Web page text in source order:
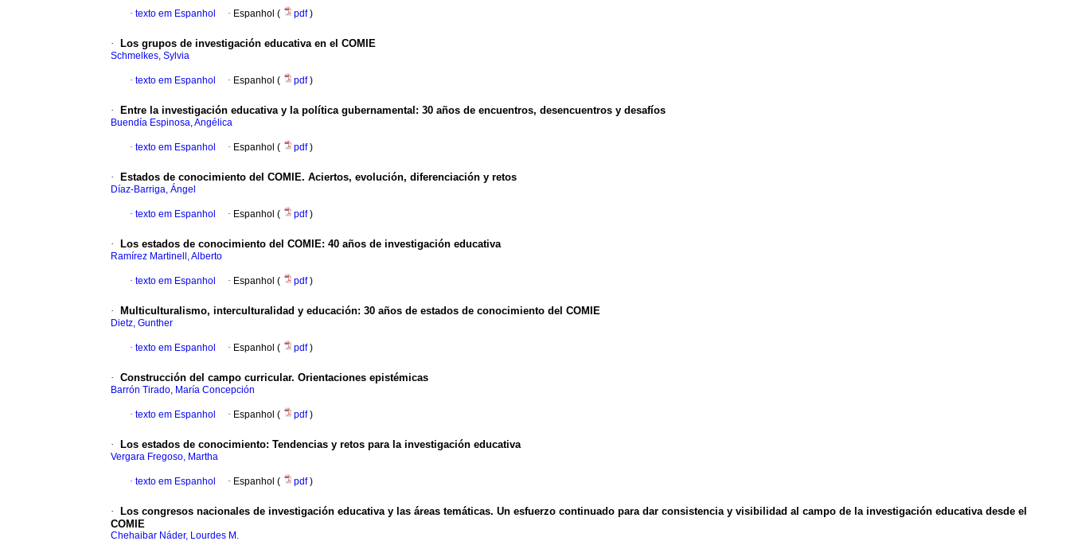
· texto em Espanhol · Espanhol ( pdf)
· Los grupos de investigación educativa en el COMIE
Schmelkes, Sylvia
· texto em Espanhol · Espanhol ( pdf)
· Entre la investigación educativa y la política gubernamental: 30 años de encuentros, desencuentros y desafíos
Buendía Espinosa, Angélica
· texto em Espanhol · Espanhol ( pdf)
· Estados de conocimiento del COMIE. Aciertos, evolución, diferenciación y retos
Díaz-Barriga, Ángel
· texto em Espanhol · Espanhol ( pdf)
· Los estados de conocimiento del COMIE: 40 años de investigación educativa
Ramírez Martinell, Alberto
· texto em Espanhol · Espanhol ( pdf)
· Multiculturalismo, interculturalidad y educación: 30 años de estados de conocimiento del COMIE
Dietz, Gunther
· texto em Espanhol · Espanhol ( pdf)
· Construcción del campo curricular. Orientaciones epistémicas
Barrón Tirado, María Concepción
· texto em Espanhol · Espanhol ( pdf)
· Los estados de conocimiento: Tendencias y retos para la investigación educativa
Vergara Fregoso, Martha
· texto em Espanhol · Espanhol ( pdf)
·
Los congresos nacionales de investigación educativa y las áreas temáticas. Un esfuerzo continuado para dar consistencia y visibilidad al campo de la investigación educativa desde el
COMIE
Chehaibar Náder, Lourdes M.